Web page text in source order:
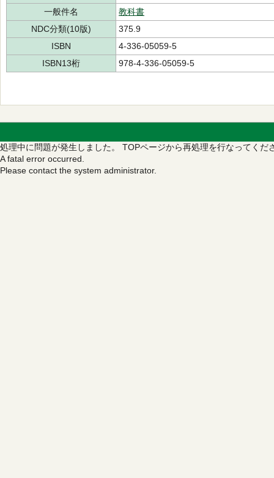
一般件名
教科書
NDC分類(10版)
375.9
ISBN
4-336-05059-5
ISBN13桁
978-4-336-05059-5
処理中に問題が発生しました。 TOPページから再処理を行なってくだ
A fatal error occurred.
Please contact the system administrator.